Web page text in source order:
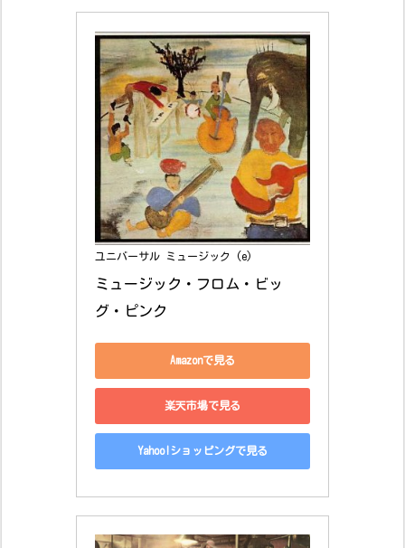
ユニバーサル ミュージック (e)
ミュージック・フロム・ビッ
グ・ピンク
Amazonで見る
楽天市場で見る
Yahoo!ショッピングで見る